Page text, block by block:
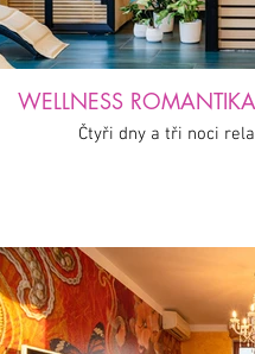
WELLNESS
Čtyři dny a tři noci